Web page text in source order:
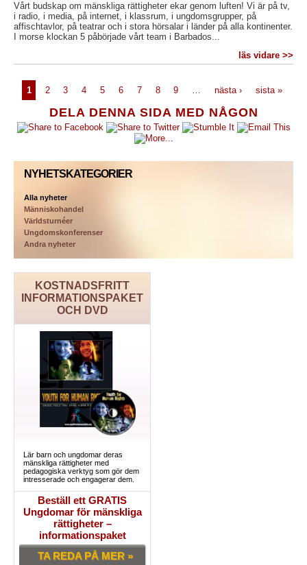
DELA DENNA SIDA MED NÅGON
NYHETSKATEGORIER
Alla nyheter
Människohandel
Världsturnéer
Ungdomskonferenser
Andra nyheter
KOSTNADSFRITT
INFORMATIONSPAKET
OCH DVD
Lär barn och ungdomar deras
mänskliga rättigheter med
pedagogiska verktyg som gör dem
intresserade och engagerar dem.
Beställ ett GRATIS
Ungdomar för mänskliga
rättigheter –
informationspaket
TA REDA PÅ MER »
Vårt budskap om mänskliga rättigheter ekar genom luften! Vi är på tv,
i radio, i media, på internet, i klassrum, i ungdomsgrupper, på
affischtavlor, på teatrar och i stora hörsalar i länder på alla kontinenter.
I morse klockan 5 påbörjade vårt team i Barbados...
läs vidare >>
1 2 3 4 5 6 7 8 9 … nästa › sista »